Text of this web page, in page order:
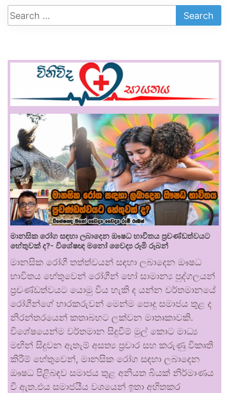
මානසික රෝග සඳහා ලබාදෙන ඖෂධ භාවිතය ප්‍රචණ්ඩත්වයට
හේතුවක් ද?- විශේෂඥ මනෝ වෛද්‍ය රූමි රූබන්
මානසික රෝගී තත්ත්වයන් සඳහා ලබාදෙන ඖෂධ
භාවිතය හේතුවෙන් රෝගීන් හෝ සාමාන්‍ය පුද්ගලයන්
ප්‍රචණ්ඩත්වයට යොමු විය හැකි ද යන්න වර්තමානයේ
රෝගීන්ගේ භාරකරුවන් මෙන්ම පොදු සමාජය තුළ ද
නිරන්තරයෙන් කතාබහට ලක්වන මාතෘකාවකි.
විශේෂයෙන්ම වර්තමාන සිදුවීම් මුල් කොට මාධ්‍ය
මඟින් සිදුවන ඇතැම් අසත්‍ය ප්‍රචාර සහ කරුණු විකෘති
කිරීම් හේතුවෙන්, මානසික රෝග සඳහා ලබාදෙන
ඖෂධ පිළිබඳව සමාජය තුළ අනියත බියක් නිර්මාණය
වී ඇත.එය සමාජයීය වශයෙන් ඉතා අහිතකර